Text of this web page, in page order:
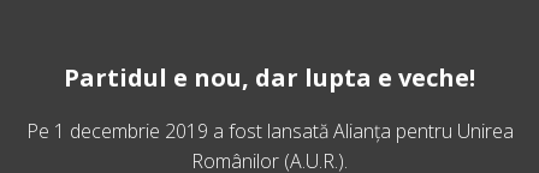
Partidul e nou, dar lupta e veche!
Pe 1 decembrie 2019 a fost lansatăAlianța pentru Unirea
Românilor (A.U.R.).